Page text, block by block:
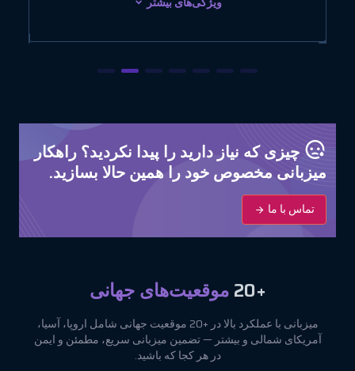
چیزی که نیاز دارید را پیدا نکردید؟ راهکار
میزبانی مخصوص خود را همین حالا بسازید.
تماس با ما
+20 موقعیت‌های جهانی
میزبانی با عملکرد بالا در +20 موقعیت جهانی شامل اروپا، آسیا،
آمریکای شمالی و بیشتر — تضمین میزبانی سریع، مطمئن و ایمن
در هر کجا که باشید.